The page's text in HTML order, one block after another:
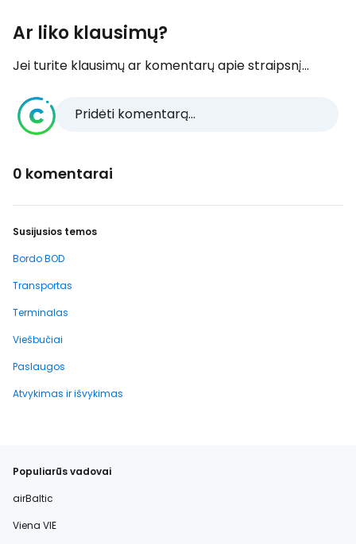
Ar liko klausimų?
Jei turite klausimų ar komentarų apie straipsnį...
Pridėti komentarą...
0 komentarai
Susijusios temos
Bordo BOD
Transportas
Terminalas
Viešbučiai
Paslaugos
Atvykimas ir išvykimas
Populiarūs vadovai
airBaltic
Viena VIE